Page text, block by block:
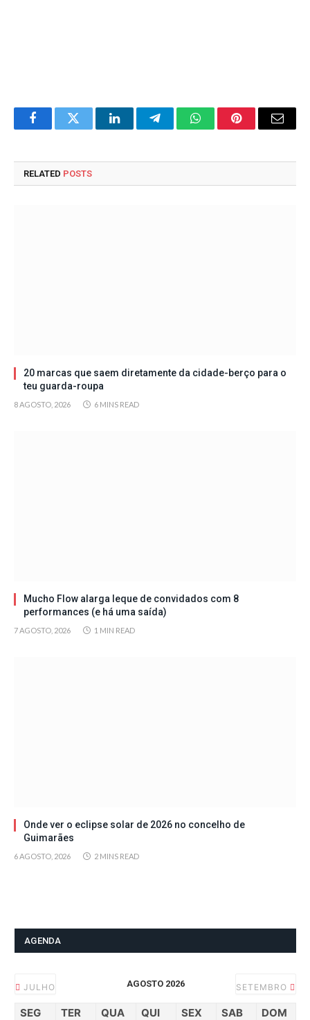
FacebookTwitter LinkedInTelegramWhatsAppPinterestEmail
RELATED POSTS
20 marcas que saem diretamente da cidade-berço para o
teu guarda-roupa
8 AGOSTO, 2026 6 MINS READ
Mucho Flow alarga leque de convidados com 8
performances (e há uma saída)
7 AGOSTO, 2026 1 MIN READ
Onde ver o eclipse solar de 2026 no concelho de
Guimarães
6 AGOSTO, 2026 2 MINS READ
AGENDA
JULHO AGOSTO 2026 SETEMBRO
SEG TER QUA QUI SEX SAB DOM